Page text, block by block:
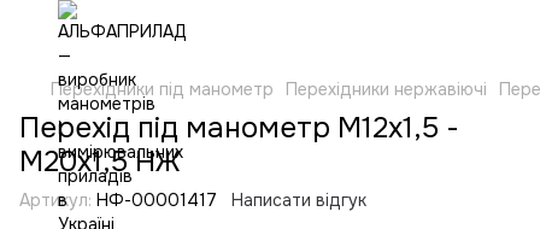
Перехідники під манометр Перехідники нержавіючі
Перехід під манометр М12х1,5 -
М20х1,5 НЖ
Артикул: НФ-00001417 Написати відгук